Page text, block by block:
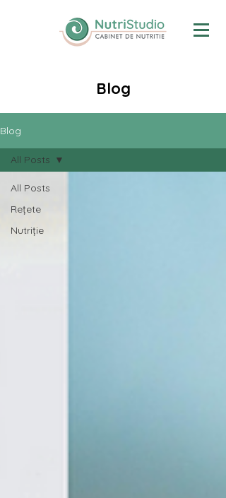
Blog
Blog
All Posts
Rețete
Nutriție
All Posts